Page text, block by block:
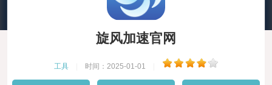
旋风加速官网
工具 时间：2025-01-01